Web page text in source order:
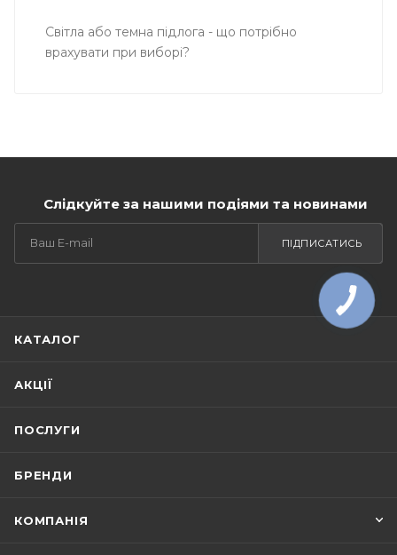
Світла або темна підлога - що потрібно
врахувати при виборі?
Слідкуйте за нашими подіями та новинами
ПІДПИСАТИСЬ
КАТАЛОГ
АКЦІЇ
ПОСЛУГИ
БРЕНДИ
КОМПАНІЯ